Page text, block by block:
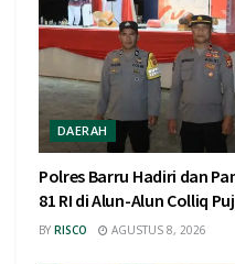
DAERAH
Polres Barru Hadiri dan
81 RI di Alun-Alun Colliq
BY RISCO AGUSTUS 8, 2026